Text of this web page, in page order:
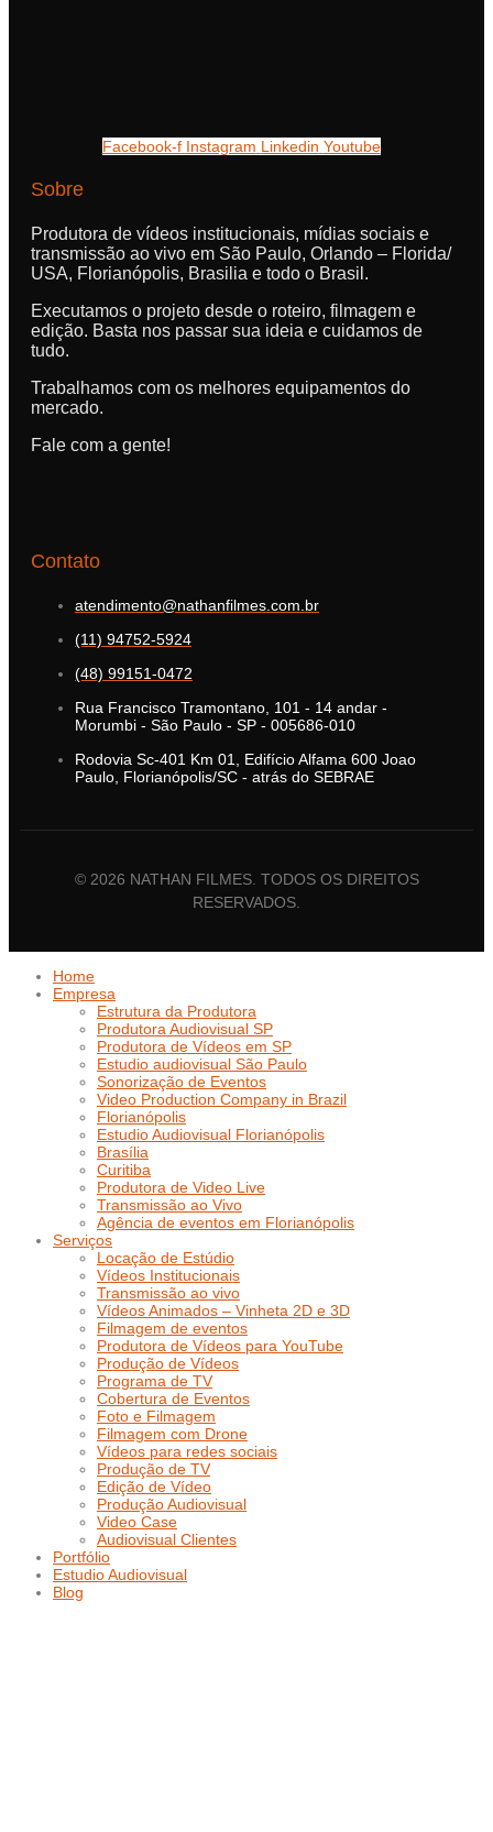
Facebook-f Instagram Linkedin Youtube
Sobre
Produtora de vídeos institucionais, mídias sociais e
transmissão ao vivo em São Paulo, Orlando – Florida/
USA, Florianópolis, Brasilia e todo o Brasil.
Executamos o projeto desde o roteiro, filmagem e
edição. Basta nos passar sua ideia e cuidamos de
tudo.
Trabalhamos com os melhores equipamentos do
mercado.
Fale com a gente!
Contato
atendimento@nathanfilmes.com.br
(11) 94752-5924
(48) 99151-0472
Rua Francisco Tramontano, 101 - 14 andar -
Morumbi - São Paulo - SP - 005686-010
Rodovia Sc-401 Km 01, Edifício Alfama 600 Joao
Paulo, Florianópolis/SC - atrás do SEBRAE
© 2026 NATHAN FILMES. TODOS OS DIREITOS
RESERVADOS.
Home
Empresa
Estrutura da Produtora
Produtora Audiovisual SP
Produtora de Vídeos em SP
Estudio audiovisual São Paulo
Sonorização de Eventos
Video Production Company in Brazil
Florianópolis
Estudio Audiovisual Florianópolis
Brasília
Curitiba
Produtora de Video Live
Transmissão ao Vivo
Agência de eventos em Florianópolis
Serviços
Locação de Estúdio
Vídeos Institucionais
Transmissão ao vivo
Vídeos Animados – Vinheta 2D e 3D
Filmagem de eventos
Produtora de Vídeos para YouTube
Produção de Vídeos
Programa de TV
Cobertura de Eventos
Foto e Filmagem
Filmagem com Drone
Vídeos para redes sociais
Produção de TV
Edição de Vídeo
Produção Audiovisual
Video Case
Audiovisual Clientes
Portfólio
Estudio Audiovisual
Blog